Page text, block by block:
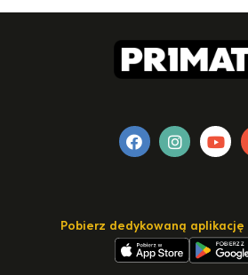
Pobierz dedykowaną aplikację